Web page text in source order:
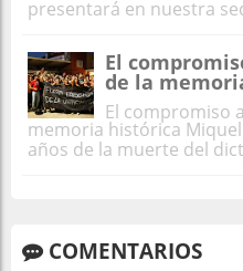
presentará en nuestra
El
de la
El compromiso
memoria histórica
años de la muerte del
COMENTARIOS